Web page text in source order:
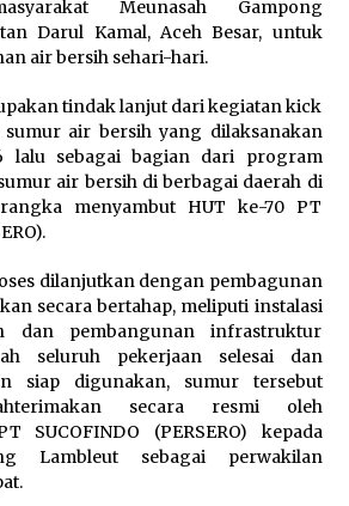
Ekosistem Kendaraan
Wapres Dorong Link and
Pendidikan–Industri
5 Agustus 2026
Kecelakaan Kapal, Puan
Soroti Minimnya Faktor Keamanan
Laut
5 Agustus 2026
Forum Internasional Majelis
Manusia, Megawati
Tegaskan
Perempuan Bukan
Tapi Merawat Dan
Meunasah Gampong
Darul Kamal, Aceh Besar, untuk
air bersih sehari-hari.
tindak lanjut dari kegiatan kick
air bersih yang dilaksanakan
lalu sebagai bagian dari program
air bersih di berbagai daerah di
menyambut HUT ke-70 PT
dilanjutkan dengan pembagunan
secara bertahap, meliputi instalasi
dan pembangunan infrastruktur
seluruh pekerjaan selesai dan
siap digunakan, sumur tersebut
secara resmi oleh
SUCOFINDO (PERSERO) kepada
Lambleut sebagai perwakilan